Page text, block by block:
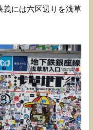
義には六区辺りを浅草